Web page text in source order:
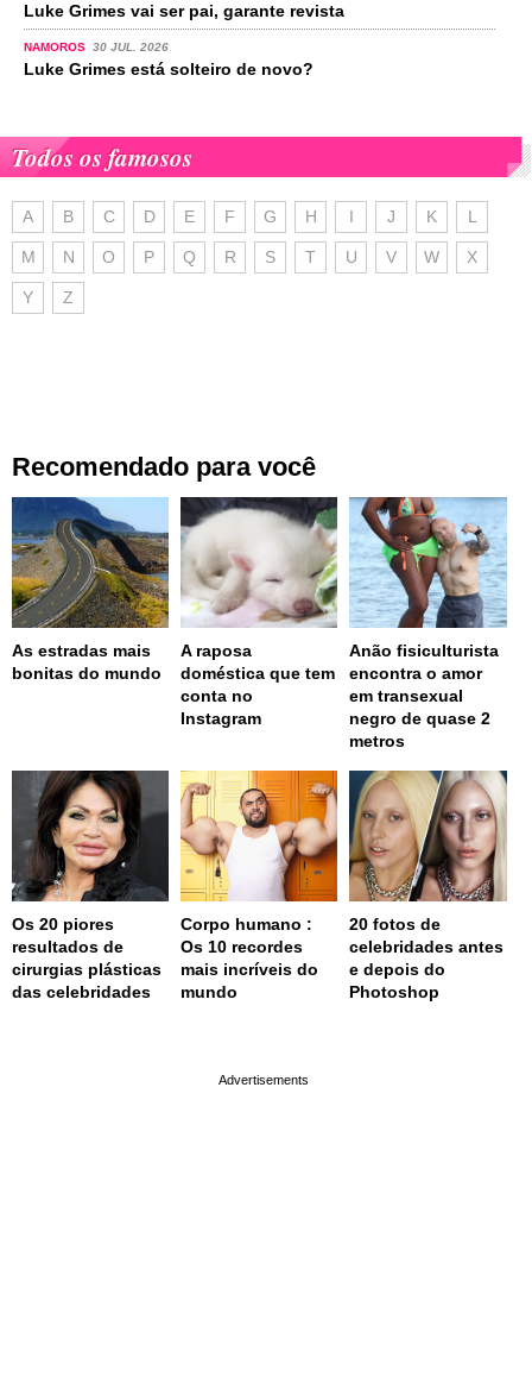
Luke Grimes vai ser pai, garante revista
NAMOROS 30 JUL. 2026
Luke Grimes está solteiro de novo?
Todos os famosos
A B C D E F G H I J K L
M N O P Q R S T U V W X
Y Z
Recomendado para você
As estradas mais
bonitas do mundo
A raposa
doméstica que tem
conta no
Instagram
Anão fisiculturista
encontra o amor
em transexual
negro de quase 2
metros
Os 20 piores
resultados de
cirurgias plásticas
das celebridades
Corpo humano :
Os 10 recordes
mais incríveis do
mundo
20 fotos de
celebridades antes
e depois do
Photoshop